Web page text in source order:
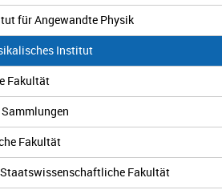
für Angewandte Physik
Institut
Fakultät
Fakultät
Staatswissenschaftliche Fakultät